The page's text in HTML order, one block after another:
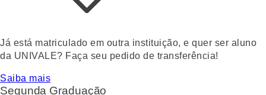
Já está matriculado em outra instituição, e quer ser aluno
da UNIVALE? Faça seu pedido de transferência!
Saiba mais
Segunda Graduação